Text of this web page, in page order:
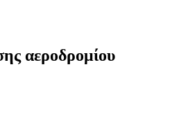
αεροδρομίου